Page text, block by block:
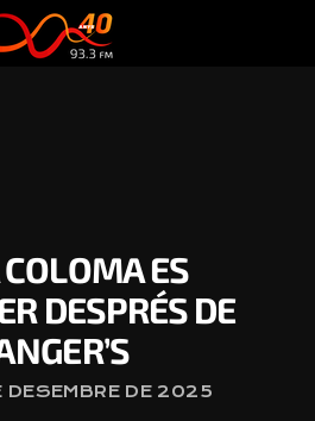
ES
DESPRÉS DE
DESEMBRE DE 2025